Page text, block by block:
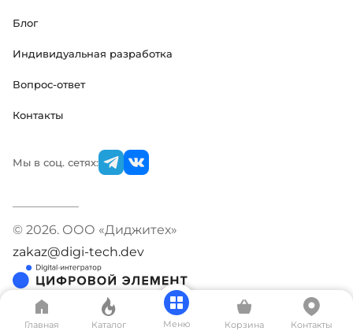
Блог
Индивидуальная разработка
Вопрос-ответ
Контакты
Мы в соц. сетях:
© 2026. ООО «Диджитех»
zakaz@digi-tech.dev
Главная Каталог Меню Корзина Контакты